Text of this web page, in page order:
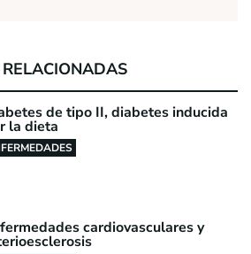
de tipo II, diabetes inducida
la dieta
cardiovasculares y